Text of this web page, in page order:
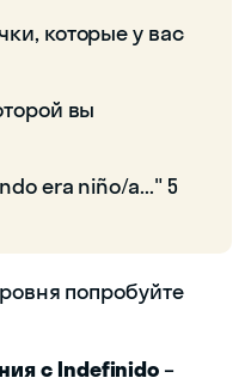
которые у вас
вы
era niño/a..." 5
попробуйте
с Indefinido–